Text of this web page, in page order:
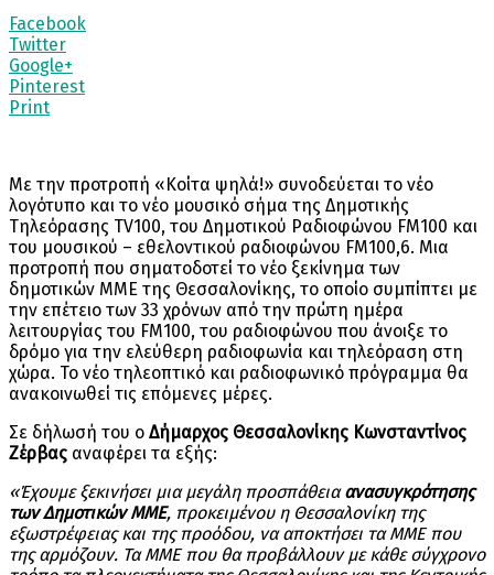
Facebook
Twitter
Google+
Pinterest
Print
Με την προτροπή «Κοίτα ψηλά!» συνοδεύεται το νέο
λογότυπο και το νέο μουσικό σήμα της Δημοτικής
Τηλεόρασης TV100, του Δημοτικού Ραδιοφώνου FM100 και
του μουσικού – εθελοντικού ραδιοφώνου FM100,6. Μια
προτροπή που σηματοδοτεί το νέο ξεκίνημα των
δημοτικών ΜΜΕ της Θεσσαλονίκης, το οποίο συμπίπτει με
την επέτειο των 33 χρόνων από την πρώτη ημέρα
λειτουργίας του FM100, του ραδιοφώνου που άνοιξε το
δρόμο για την ελεύθερη ραδιοφωνία και τηλεόραση στη
χώρα. Το νέο τηλεοπτικό και ραδιοφωνικό πρόγραμμα θα
ανακοινωθεί τις επόμενες μέρες.
Σε δήλωσή του ο Δήμαρχος Θεσσαλονίκης Κωνσταντίνος
Ζέρβας αναφέρει τα εξής:
«Έχουμε ξεκινήσει μια μεγάλη προσπάθειαανασυγκρότησης
των Δημοτικών ΜΜΕ, προκειμένου η Θεσσαλονίκη της
εξωστρέφειας και της προόδου, να αποκτήσει τα ΜΜΕ που
της αρμόζουν. Τα ΜΜΕ που θα προβάλλουν με κάθε σύγχρονο